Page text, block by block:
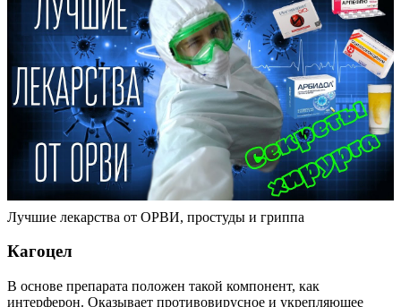
Лучшие лекарства от ОРВИ, простуды и гриппа
Кагоцел
В основе препарата положен такой компонент, как
интерферон. Оказывает противовирусное и укрепляющее